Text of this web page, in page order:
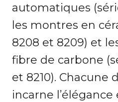
automatiques
les montres en
8208 et 8209) et
fibre de carbone
et 8210). Chacune
incarne